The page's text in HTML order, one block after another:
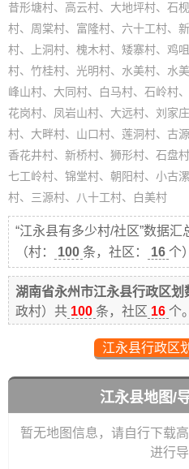
昔形塘村、高云村、大地坪村、石
村、周棠村、富隆村、六十工村、
村、上洞村、槐木村、矮寨村、鸡
村、竹桂村、光明村、水美村、水
峰山村、大同村、白马村、石岭村
花岗村、凤岩山村、大远村、刘家
村、大畔村、山口村、莲洞村、古
香花井村、新桥村、狮形村、石盘
七工岭村、锦堂村、朝阳村、小古
村、三源村、八十工村、白美村
“江永县有多少村/社区”数据汇
（村：
100 条，社区： 16 个
湖南省永州市江永县行政区划
政村）共 100 条，社区 16 个。
江永县行政区
江永县地图/
暂无地图信息，请自行下载
进行导